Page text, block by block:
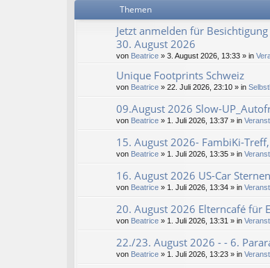
Themen
Jetzt anmelden für
30. August 2026
von Beatrice » 3. August 2026, 13:33 » in
Unique Footprints Schweiz
von Beatrice » 22. Juli 2026, 23:10 » in
09.August 2026 Slow-
von Beatrice » 1. Juli 2026, 13:37 » in
15. August 2026- FambiKi-
von Beatrice » 1. Juli 2026, 13:35 » in
16. August 2026 US-Car
von Beatrice » 1. Juli 2026, 13:34 » in
20. August 2026 Elterncafé für
von Beatrice » 1. Juli 2026, 13:31 » in
22./23. August 2026 - - 6.
von Beatrice » 1. Juli 2026, 13:23 » in